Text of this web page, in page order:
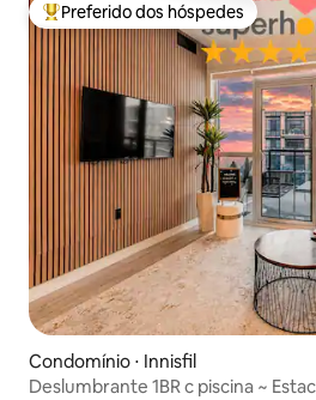
Entre os melhores preferidos dos
Preferido dos hóspedes
Condomínio ⋅ Innisfil
Deslumbrante 1BR c piscina ~